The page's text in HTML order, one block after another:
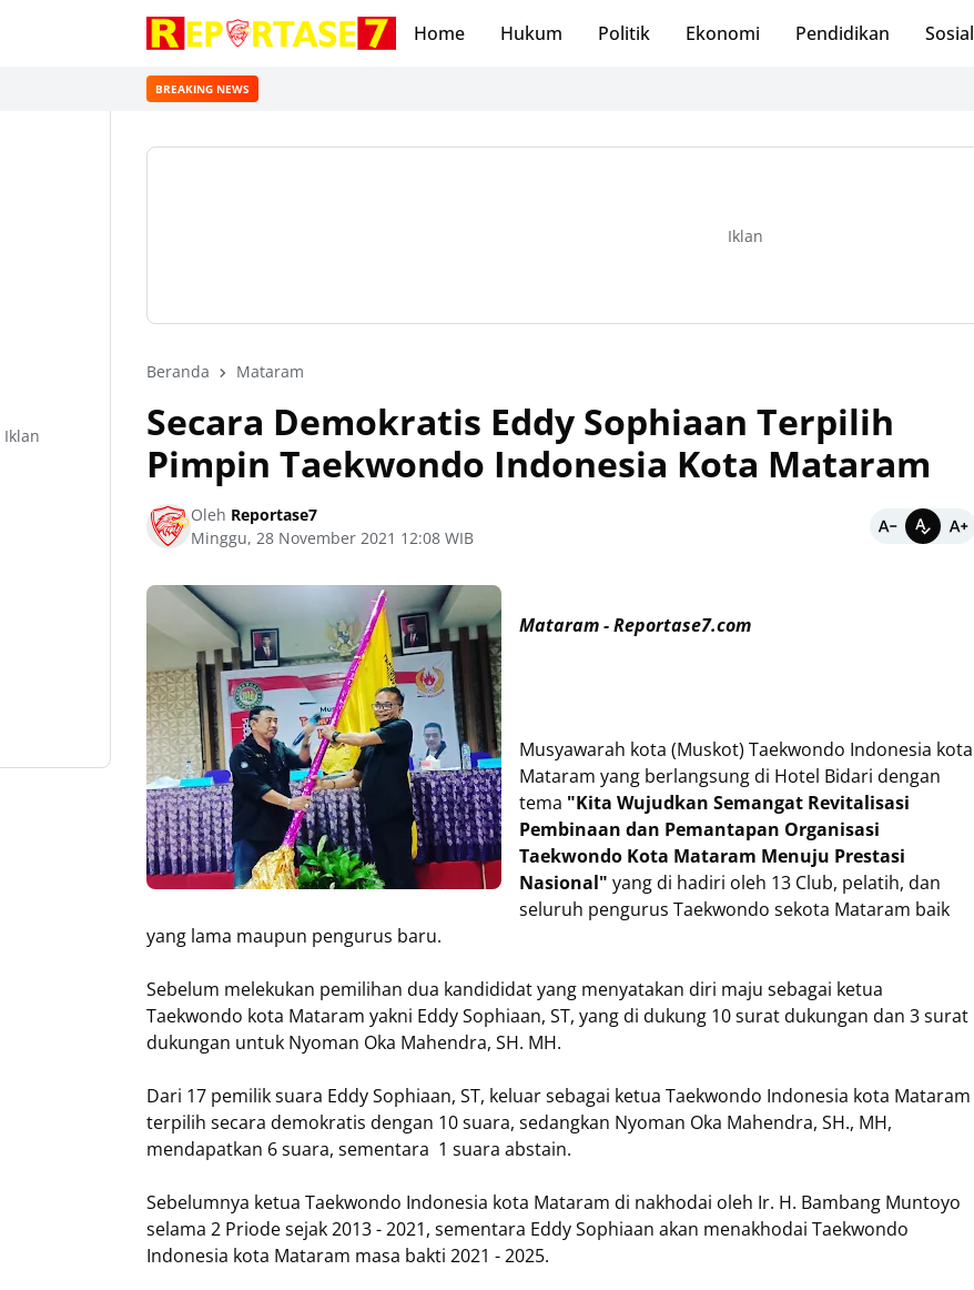
Home Hukum Politik Ekonomi Pendidikan Sosial
BREAKING NEWS
Iklan
Beranda Mataram
Secara Demokratis Eddy Sophiaan Terpilih
Pimpin Taekwondo Indonesia Kota Mataram
Oleh Reportase7
Minggu, 28 November 2021 12:08 WIB
Mataram - Reportase7.com
Musyawarah kota (Muskot) Taekwondo Indonesia kota
Mataram yang berlangsung di Hotel Bidari dengan
tema "Kita Wujudkan Semangat Revitalisasi
Pembinaan dan Pemantapan Organisasi
Taekwondo Kota Mataram Menuju Prestasi
Nasional" yang di hadiri oleh 13 Club, pelatih, dan
seluruh pengurus Taekwondo sekota Mataram baik
yang lama maupun pengurus baru.
Sebelum melekukan pemilihan dua kandididat yang menyatakan diri maju sebagai ketua
Taekwondo kota Mataram yakni Eddy Sophiaan, ST, yang di dukung 10 surat dukungan dan 3 surat
dukungan untuk Nyoman Oka Mahendra, SH. MH.
Dari 17 pemilik suara Eddy Sophiaan, ST, keluar sebagai ketua Taekwondo Indonesia kota Mataram
terpilih secara demokratis dengan 10 suara, sedangkan Nyoman Oka Mahendra, SH., MH,
mendapatkan 6 suara, sementara 1 suara abstain.
Sebelumnya ketua Taekwondo Indonesia kota Mataram di nakhodai oleh Ir. H. Bambang Muntoyo
selama 2 Priode sejak 2013 - 2021, sementara Eddy Sophiaan akan menakhodai Taekwondo
Indonesia kota Mataram masa bakti 2021 - 2025.
Iklan